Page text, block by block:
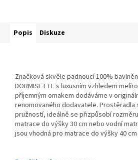
Popis Diskuze
Značková skvěle padnoucí 100%
DORMISETTE s luxusním vzhledem
příjemným omakem dodáváme v
renomovaného dodavatele. Prostěradla
pružností, ideálně se přizpůsobí
matrace do výšky 30 cm nebo vodní
jsou vhodná pro matrace do výšky 40